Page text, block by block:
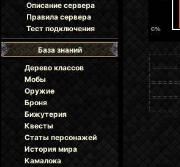
Описание сервера
Правила сервера
Тест подключения
База знаний
Дерево классов
Мобы
Оружие
Броня
Бижутерия
Квесты
Статы персонажей
История мира
Камалока